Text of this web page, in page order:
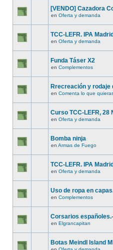
[VENDO] Cazadora
en Oferta y demanda
TCC-LEFR. IPA
en Oferta y demanda
Funda Táser X2
en Complementos
Rrecreación y rodaje
en Comenta lo que
Curso TCC-LEFR, 28
en Oferta y demanda
Bomba ninja
en Armas de Fuego
TCC-LEFR. IPA
en Oferta y demanda
Uso de ropa en
en Complementos
Corsarios españoles.-
en Elgrancapitan
Botas Meindl Island